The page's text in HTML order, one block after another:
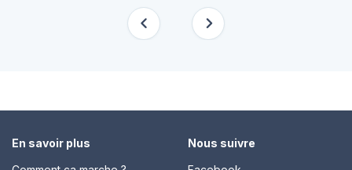
En savoir plus
Nous suivre